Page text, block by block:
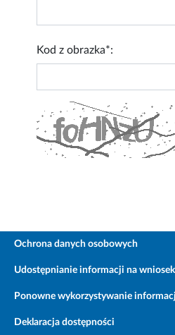
Kod z obrazka*:
Ochrona danych osobowych
Udostępnianie informacji na wniosek
Ponowne wykorzystywanie
Deklaracja dostępności